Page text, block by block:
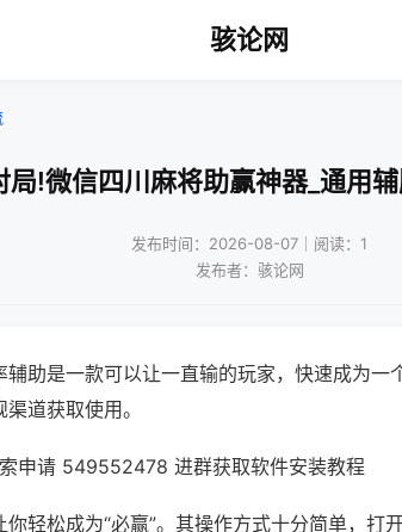
骇论网
局!微信四川麻将助赢神器_通用
发布时间：2026-08-07｜阅读：1
发布者：骇论网
助是一款可以让一直输的玩家，快速成为一
道获取使用。
申请 549552478 进群获取软件安装教程
轻松成为“必赢”。其操作方式十分简单，打